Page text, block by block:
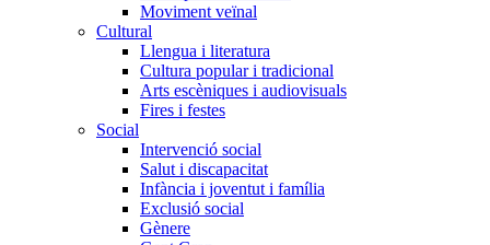
Moviment veïnal
Cultural
Llengua i literatura
Cultura popular i tradicional
Arts escèniques i audiovisuals
Fires i festes
Social
Intervenció social
Salut i discapacitat
Infància i joventut i família
Exclusió social
Gènere